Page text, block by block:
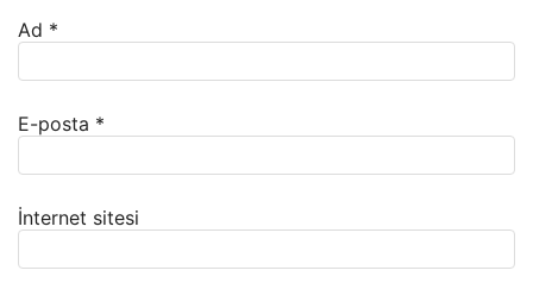
Ad *
E-posta *
İnternet sitesi